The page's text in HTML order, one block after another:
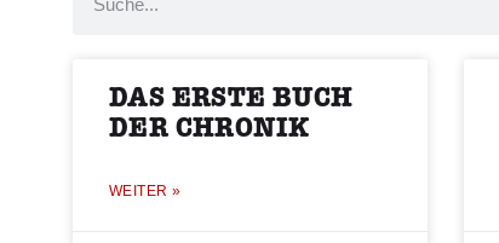
DAS ERSTE BUCH
DER CHRONIK
WEITER »